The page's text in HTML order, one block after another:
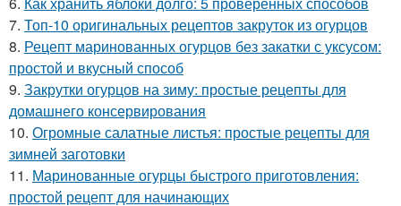
7. Топ-10 оригинальных рецептов закруток из огурцов
8. Рецепт маринованных огурцов без закатки с уксусом:
простой и вкусный способ
9. Закрутки огурцов на зиму: простые рецепты для
домашнего консервирования
10. Огромные салатные листья: простые рецепты для
зимней заготовки
11. Маринованные огурцы быстрого приготовления:
простой рецепт для начинающих